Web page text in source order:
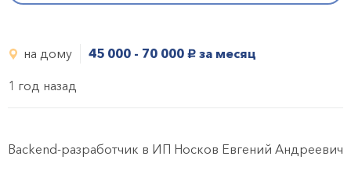
на дому 45 000 - 70 000 руб. за месяц
1 год назад
Backend-разработчик в ИП Носков Евгений Андреевич